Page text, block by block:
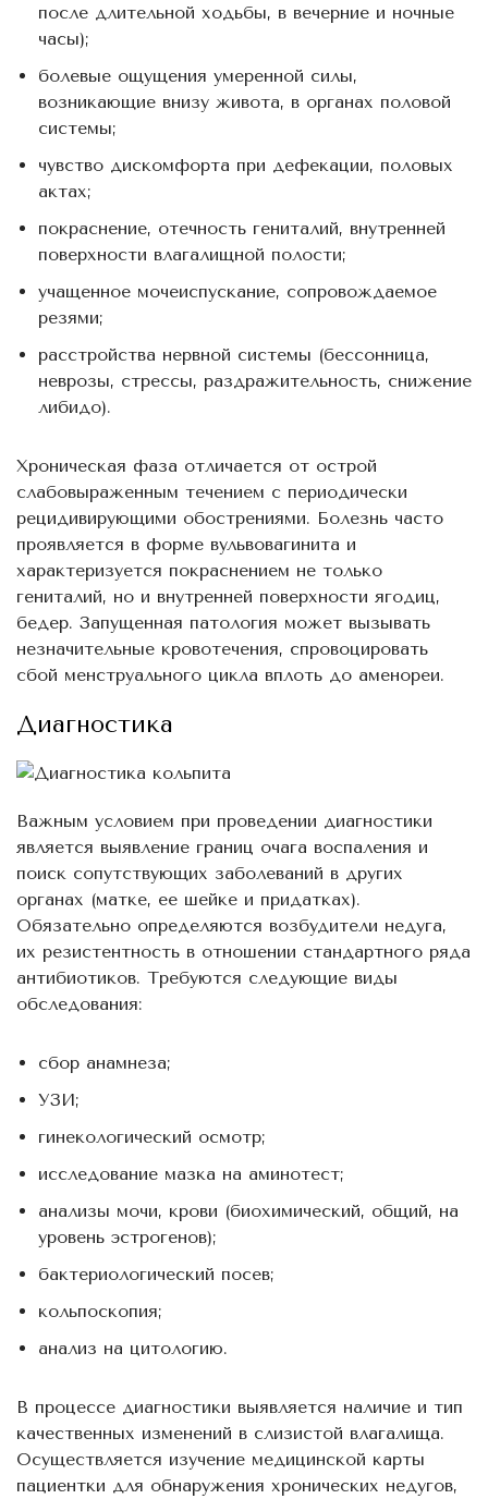
после длительной ходьбы, в вечерние и ночные
часы);
болевые ощущения умеренной силы,
возникающие внизу живота, в органах половой
системы;
чувство дискомфорта при дефекации, половых
актах;
покраснение, отечность гениталий, внутренней
поверхности влагалищной полости;
учащенное мочеиспускание, сопровождаемое
резями;
расстройства нервной системы (бессонница,
неврозы, стрессы, раздражительность, снижение
либидо).
Хроническая фаза отличается от острой
слабовыраженным течением с периодически
рецидивирующими обострениями. Болезнь часто
проявляется в форме вульвовагинита и
характеризуется покраснением не только
гениталий, но и внутренней поверхности ягодиц,
бедер. Запущенная патология может вызывать
незначительные кровотечения, спровоцировать
сбой менструального цикла вплоть до аменореи.
Диагностика
Важным условием при проведении диагностики
является выявление границ очага воспаления и
поиск сопутствующих заболеваний в других
органах (матке, ее шейке и придатках).
Обязательно определяются возбудители недуга,
их резистентность в отношении стандартного ряда
антибиотиков. Требуются следующие виды
обследования:
сбор анамнеза;
УЗИ;
гинекологический осмотр;
исследование мазка на аминотест;
анализы мочи, крови (биохимический, общий, на
уровень эстрогенов);
бактериологический посев;
кольпоскопия;
анализ на цитологию.
В процессе диагностики выявляется наличие и тип
качественных изменений в слизистой влагалища.
Осуществляется изучение медицинской карты
пациентки для обнаружения хронических недугов,